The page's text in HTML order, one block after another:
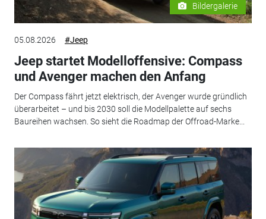
Bildergalerie
05.08.2026 #Jeep
Jeep startet Modelloffensive: Compass
und Avenger machen den Anfang
Der Compass fährt jetzt elektrisch, der Avenger wurde gründlich
überarbeitet – und bis 2030 soll die Modellpalette auf sechs
Baureihen wachsen. So sieht die Roadmap der Offroad-Marke...